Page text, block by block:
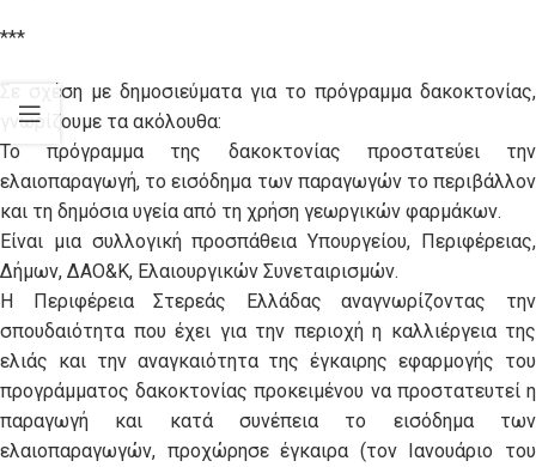
***
Σε σχέση με δημοσιεύματα για το πρόγραμμα δακοκτονίας,
γνωρίζουμε τα ακόλουθα:
Το πρόγραμμα της δακοκτονίας προστατεύει την
ελαιοπαραγωγή, το εισόδημα των παραγωγών το περιβάλλον
και τη δημόσια υγεία από τη χρήση γεωργικών φαρμάκων.
Είναι μια συλλογική προσπάθεια Υπουργείου, Περιφέρειας,
Δήμων, ΔΑΟ&Κ, Ελαιουργικών Συνεταιρισμών.
Η Περιφέρεια Στερεάς Ελλάδας αναγνωρίζοντας την
σπουδαιότητα που έχει για την περιοχή η καλλιέργεια της
ελιάς και την αναγκαιότητα της έγκαιρης εφαρμογής του
προγράμματος δακοκτονίας προκειμένου να προστατευτεί η
παραγωγή και κατά συνέπεια το εισόδημα των
ελαιοπαραγωγών, προχώρησε έγκαιρα (τον Ιανουάριο του